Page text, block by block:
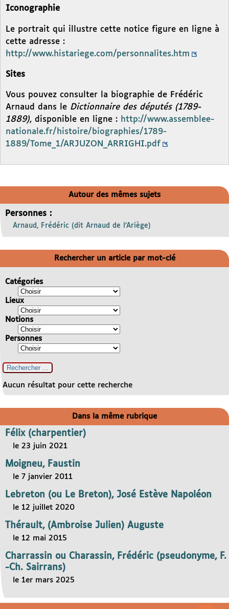
Iconographie
Le portrait qui illustre cette notice figure en ligne à
cette adresse :
http://www.histariege.com/personnalites.htm
Sites
Vous pouvez consulter la biographie de Frédéric
Arnaud dans le Dictionnaire des députés (1789-
1889), disponible en ligne : http://www.assemblee-
nationale.fr/histoire/biographies/1789-
1889/Tome_1/ARJUZON_ARRIGHI.pdf
Autour des mêmes sujets
Personnes :
Arnaud, Frédéric (dit Arnaud de l’Ariège)
Rechercher un article par mot-clé
Catégories
Lieux
Notions
Personnes
Aucun résultat pour cette recherche
Dans la même rubrique
Félix (charpentier)
le 23 juin 2021
Moigneu, Faustin
le 7 janvier 2011
Lebreton (ou Le Breton), José Estève Napoléon
le 12 juillet 2020
Thérault, (Ambroise Julien) Auguste
le 12 mai 2015
Charrassin ou Charassin, Frédéric (pseudonyme, F.
-Ch. Sairrans)
le 1er mars 2025